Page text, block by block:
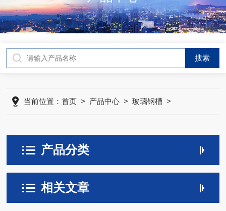
当前位置：首页 > 产品中心 >玻璃钢槽 >
产品分类
相关文章